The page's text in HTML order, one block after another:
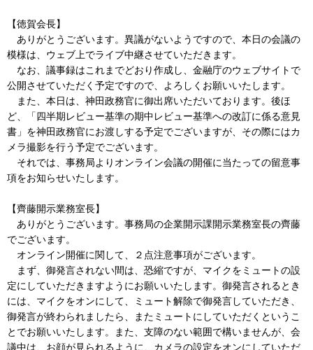
【徳賀会長】
ありがとうございます。異議がないようですので、本日の会議の
模様は、ウェブ上でライブ中継させていただきます。
なお、議事録はこれまでどおり作成し、金融庁のウェブサイトで
公開させていただく予定ですので、よろしくお願いいたします。
また、本日は、神田政務官に御出席いただいております。後ほ
ど、「四半期レビュー基準の期中レビュー基準への改訂に係る意見
書」を神田政務官にお渡しする予定でございますが、その際にはカ
メラ撮影を行う予定でございます。
それでは、事務局よりオンライン会議の開催に当たっての留意事
項をお知らせいたします。
【齊藤開示業務室長】
ありがとうございます。事務局の企業開示課開示業務室長の齊藤
でございます。
オンライン開催に関して、２点注意事項がございます。
まず、御発言されない間は、恐縮ですが、マイクをミュートの設
定にしていただきますようにお願いいたします。御発言されるとき
には、マイクをオンにして、ミュート解除で御発言していただき、
御発言が終わられましたら、またミュートにしていただくというこ
とでお願いいたします。また、支障のない範囲で構いませんが、会
議中は、お顔が見られるように、カメラの設定をオンにしていただ